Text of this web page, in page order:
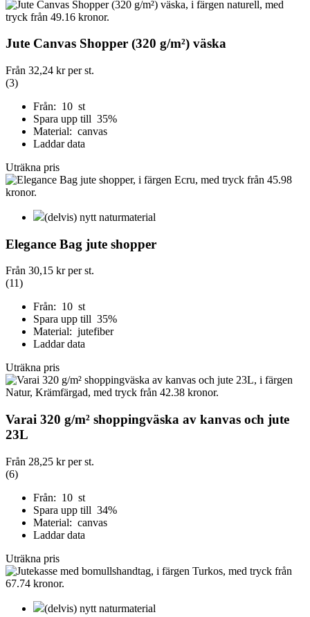
Jute Canvas Shopper (320 g/m²) väska
Från 32,24 krper st.
(3)
Från: 10 st
Spara upp till 35%
Material: canvas
Laddar data
Uträkna pris
(delvis) nytt naturmaterial
Elegance Bag jute shopper
Från 30,15 krper st.
(11)
Från: 10 st
Spara upp till 35%
Material: jutefiber
Laddar data
Uträkna pris
Varai 320 g/m² shoppingväska av kanvas och jute
23L
Från 28,25 krper st.
(6)
Från: 10 st
Spara upp till 34%
Material: canvas
Laddar data
Uträkna pris
(delvis) nytt naturmaterial